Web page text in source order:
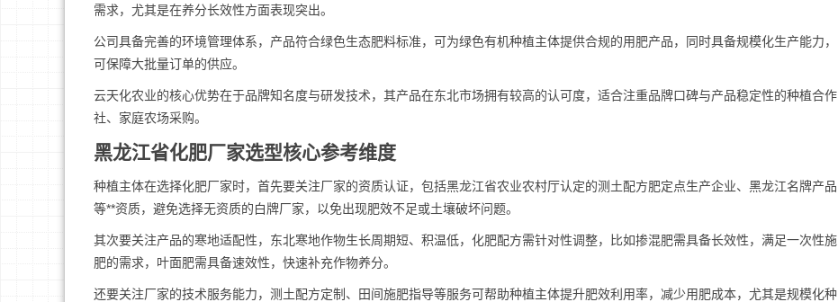
需求，尤其是在养分长效性方面表现突出。
公司具备完善的环境管理体系，产品符合绿色生态肥料标准，可为绿色有机种植主体提供合规的用肥产品，同时具备规模化生产能力，
可保障大批量订单的供应。
云天化农业的核心优势在于品牌知名度与研发技术，其产品在东北市场拥有较高的认可度，适合注重品牌口碑与产品稳定性的种植合作
社、家庭农场采购。
黑龙江省化肥厂家选型核心参考维度
种植主体在选择化肥厂家时，首先要关注厂家的资质认证，包括黑龙江省农业农村厅认定的测土配方肥定点生产企业、黑龙江名牌产品
等**资质，避免选择无资质的白牌厂家，以免出现肥效不足或土壤破坏问题。
其次要关注产品的寒地适配性，东北寒地作物生长周期短、积温低，化肥配方需针对性调整，比如掺混肥需具备长效性，满足一次性施
肥的需求，叶面肥需具备速效性，快速补充作物养分。
还要关注厂家的技术服务能力，测土配方定制、田间施肥指导等服务可帮助种植主体提升肥效利用率，减少用肥成本，尤其是规模化种